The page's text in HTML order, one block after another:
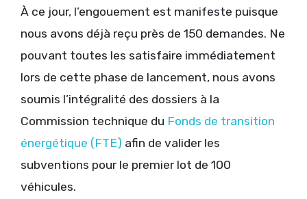
À ce jour, l’engouement est manifeste puisque
nous avons déjà reçu près de 150 demandes. Ne
pouvant toutes les satisfaire immédiatement
lors de cette phase de lancement, nous avons
soumis l’intégralité des dossiers à la
Commission technique du Fonds de transition
énergétique (FTE) afin de valider les
subventions pour le premier lot de 100
véhicules.